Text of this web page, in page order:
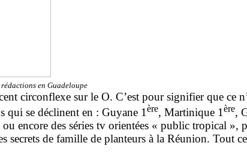
en Guadeloupe
circonflexe sur le O. C’est pour signifier que ce
qui se déclinent en : Guyane 1 ère, Martinique 1 ère,
encore des séries tv orientées « public tropical »,
secrets de famille de planteurs à la Réunion. Tout